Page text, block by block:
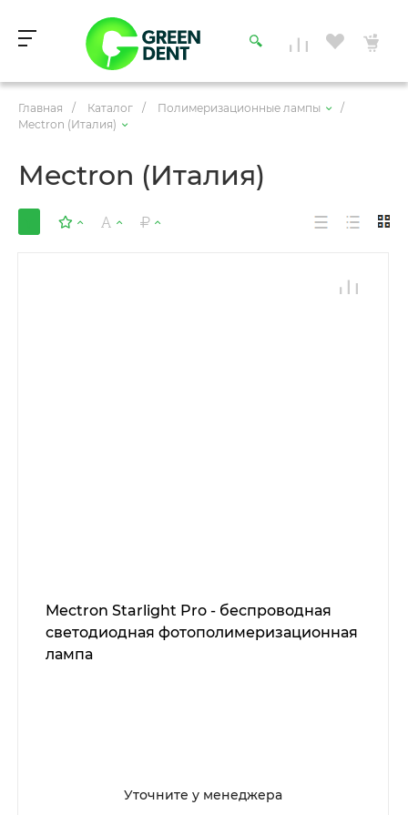
Главная / Каталог / Полимеризационные лампы
/
Mectron (Италия)
Mectron (Италия)
Mectron Starlight Pro - беспроводная
светодиодная фотополимеризационная
лампа
Уточните у менеджера